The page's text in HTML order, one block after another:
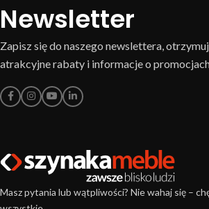
Newsletter
Zapisz się do naszego newslettera, otrzymuj
atrakcyjne rabaty i informacje o
Masz pytania lub wątpliwości? Nie wahaj się –